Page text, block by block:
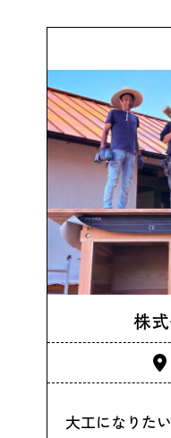
株
大工になりた